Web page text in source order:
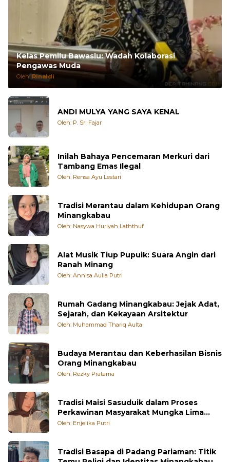
Kelas Pemilu Bawaslu: Wadah Kolaborasi
Pengawas Muda
Oleh:Rinaldi
ANDI MULYA YANG SAYA KENAL
Oleh: P. Sri Fajar
Inilah Bahaya Pencemaran Merkuri dari
Tambang Emas Ilegal
Oleh: Rensa Ayu Lestari
Tradisi Merantau dalam Kehidupan Orang
Minangkabau
Oleh: Nasywa Huriyah Laththuf
Alat Musik Tiup Pupuik: Suara Angin dari
Ranah Minang
Oleh: Annisa Aulia Putri
Rumah Gadang Minangkabau: Jejak Adat,
Sejarah, dan Kekayaan Arsitektur
Oleh: Muhammad Thariq Aulta
Budaya Merantau dan Keberhasilan Bisnis
Orang Minangkabau
Oleh: Rezky Pratama
Tradisi Maisi Sasuduik dalam Proses
Perkawinan Masyarakat Mungka Lima
Puluh Kota
Oleh: Enjelika Putri
Tradisi Basapa di Padang Pariaman: Titik